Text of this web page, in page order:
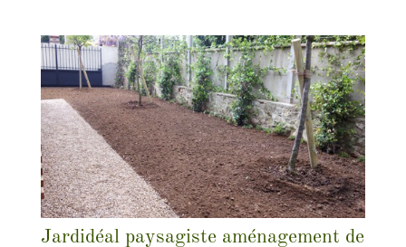
Jardidéal paysagiste aménagement de